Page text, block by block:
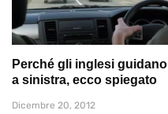
Perché gli inglesi guidano
a sinistra, ecco spiegato
Dicembre 20, 2012